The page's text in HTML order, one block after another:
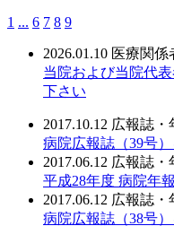
1 ... 6 7 8 9
2026.01.10 医療関係
当院および当院代
下さい
2017.10.12 広報誌・
病院広報誌（39号
2017.06.12 広報誌・
平成28年度 病院年
2017.06.12 広報誌・
病院広報誌（38号